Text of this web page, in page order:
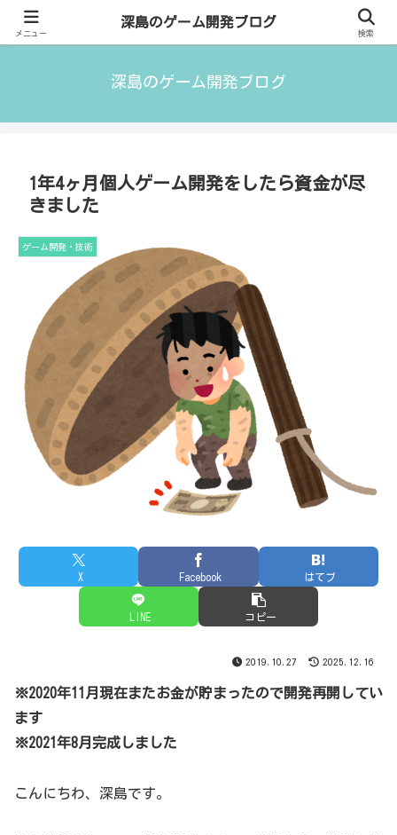
ゲームクリエイター／フリーランスITエンジニアの気付きについて語っていま
深島のゲーム開発ブログ
1年4ヶ月個人ゲーム開発をしたら資金が尽
きました
ゲーム開発・技術
X Facebook はてブ
LINE コピー
2019.10.27 2025.12.16
※2020年11月現在またお金が貯まったので開発再開してい
ます
※2021年8月完成しました
こんにちわ、深島です。
メニュー
深島のゲーム開発ブログ
検索